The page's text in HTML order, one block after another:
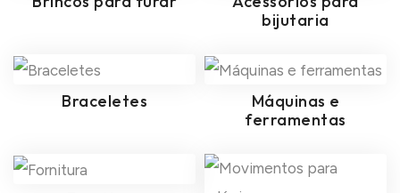
bijutaria
Braceletes
Máquinas e
ferramentas